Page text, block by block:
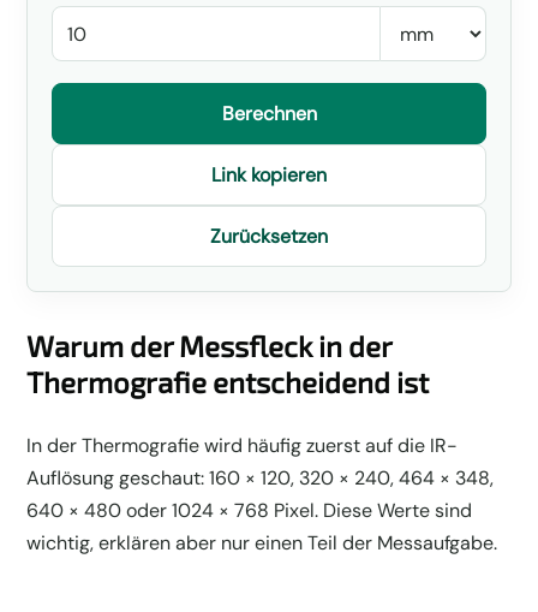
Berechnen
Link kopieren
Zurücksetzen
Warum der Messfleck in der
Thermografie entscheidend ist
In der Thermografie wird häufig zuerst auf die IR-
Auflösung geschaut: 160 × 120, 320 × 240, 464 × 348,
640 × 480 oder 1024 × 768 Pixel. Diese Werte sind
wichtig, erklären aber nur einen Teil der Messaufgabe.